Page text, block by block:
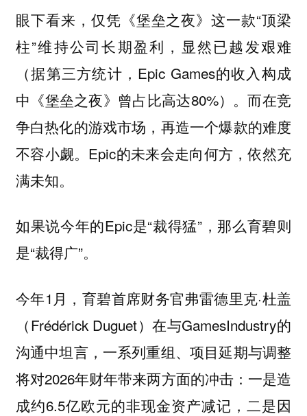
眼下看来，仅凭《堡垒之夜》这一款“顶梁
柱”维持公司长期盈利，显然已越发艰难
（据第三方统计，Epic Games的收入构成
中《堡垒之夜》曾占比高达80%）。而在竞
争白热化的游戏市场，再造一个爆款的难度
不容小觑。Epic的未来会走向何方，依然充
满未知。
如果说今年的Epic是“裁得猛”，那么育碧则
是“裁得广”。
今年1月，育碧首席财务官弗雷德里克·杜盖
（Frédérick Duguet）在与GamesIndustry的
沟通中坦言，一系列重组、项目延期与调整
将对2026年财年带来两方面的冲击：一是造
成约6.5亿欧元的非现金资产减记，二是因